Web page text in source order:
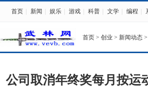
首页 新闻 娱乐 游戏 科普 文学 编程
首页 > 创业 > 新闻动态
公司取消年终奖每月按运